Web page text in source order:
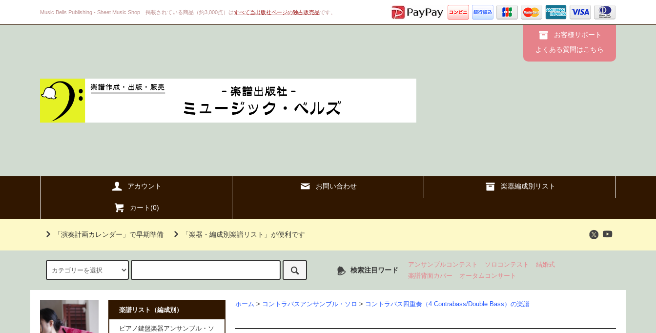
Music Bells Publishing - Sheet Music Shop 掲載されている商品（約3,000点）はすべて当出版社ページの独占販売品です。
お客様サポート
よくある質問はこちら
アカウント お問い合わせ 楽器編成別リスト
カート(0)
「演奏計画カレンダー」で早期準備 「楽器・編成別楽譜リスト」が便利です
検索注目ワード
アンサンブルコンテスト ソロコンテスト
結婚式
楽譜背面カバー
オータムコンサート
ホーム > コントラバスアンサンブル・ソロ > コントラバス四重奏（4 Contrabass/Double Bass）の楽譜
楽譜リスト（編成別）
ピアノ鍵盤楽器アンサンブル・ソ